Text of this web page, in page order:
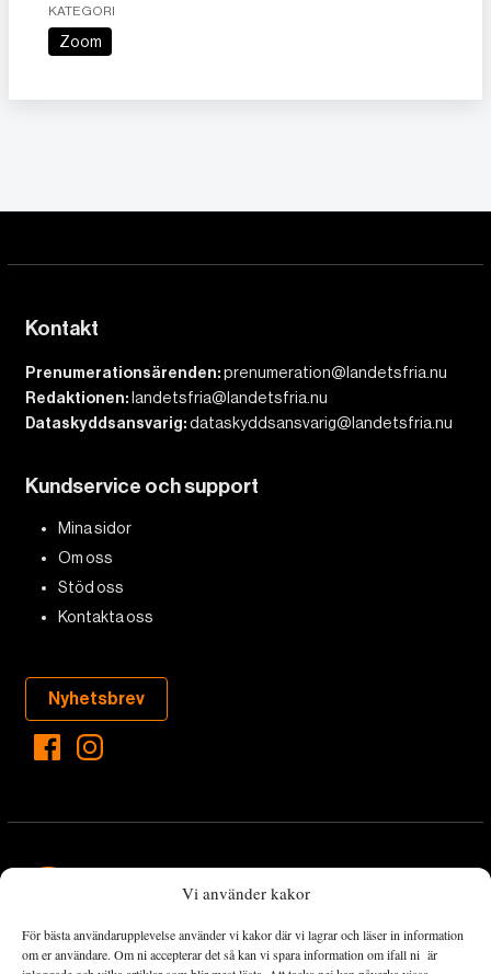
Vi använder kakor
För bästa användarupplevelse använder vi kakor där vi lagrar och läser in information
om er användare. Om ni accepterar det så kan vi spara information om ifall ni är
KATEGORI
Zoom
Kontakt
Prenumerationsärenden:prenumeration@landetsfria.nu
Redaktionen: landetsfria@landetsfria.nu
Dataskyddsansvarig:dataskyddsansvarig@landetsfria.nu
Kundservice och support
Mina sidor
Om oss
Stöd oss
Kontakta oss
Nyhetsbrev
Landets Fria Tidning är en nyhetstidning med bred bevakning av